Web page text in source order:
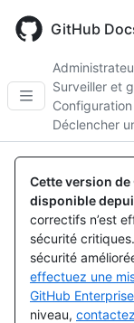
main
GitHub
Surveiller et
Déclencher
Cette version
disponible
correctifs n’est
sécurité
sécurité
effectuez une
GitHub Enterprise
niveau,